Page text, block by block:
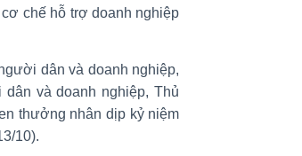
chế hỗ trợ doanh nghiệp
dân và doanh nghiệp,
và doanh nghiệp, Thủ
thưởng nhân dịp kỷ niệm
10).